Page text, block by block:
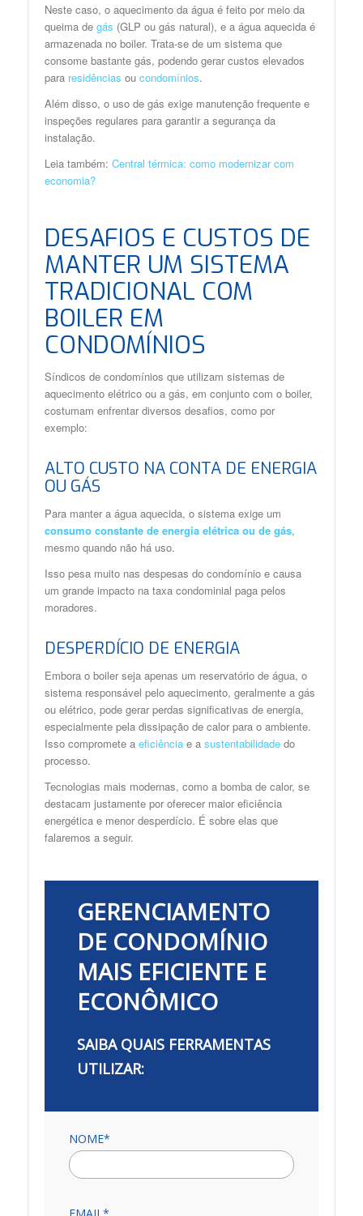
Neste caso, o aquecimento da água é feito por meio da
queima de gás (GLP ou gás natural), e a água aquecida é
armazenada no boiler. Trata-se de um sistema que
consome bastante gás, podendo gerar custos elevados
para residências ou condomínios.
Além disso, o uso de gás exige manutenção frequente e
inspeções regulares para garantir a segurança da
instalação.
Leia também: Central térmica: como modernizar com
economia?
DESAFIOS E CUSTOS DE
MANTER UM SISTEMA
TRADICIONAL COM
BOILER EM
CONDOMÍNIOS
Síndicos de condomínios que utilizam sistemas de
aquecimento elétrico ou a gás, em conjunto com o boiler,
costumam enfrentar diversos desafios, como por
exemplo:
ALTO CUSTO NA CONTA DE ENERGIA
OU GÁS
Para manter a água aquecida, o sistema exige um
consumo constante de energia elétrica ou de gás,
mesmo quando não há uso.
Isso pesa muito nas despesas do condomínio e causa
um grande impacto na taxa condominial paga pelos
moradores.
DESPERDÍCIO DE ENERGIA
Embora o boiler seja apenas um reservatório de água, o
sistema responsável pelo aquecimento, geralmente a gás
ou elétrico, pode gerar perdas significativas de energia,
especialmente pela dissipação de calor para o ambiente.
Isso compromete a eficiênciae a sustentabilidadedo
processo.
Tecnologias mais modernas, como a bomba de calor, se
destacam justamente por oferecer maior eficiência
energética e menor desperdício. É sobre elas que
falaremos a seguir.
GERENCIAMENTO
DE CONDOMÍNIO
MAIS EFICIENTE E
ECONÔMICO
SAIBA QUAIS FERRAMENTAS
UTILIZAR:
NOME*